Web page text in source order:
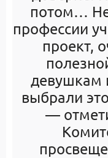
потом…
профессии
проект,
девушкам
выбрали
—